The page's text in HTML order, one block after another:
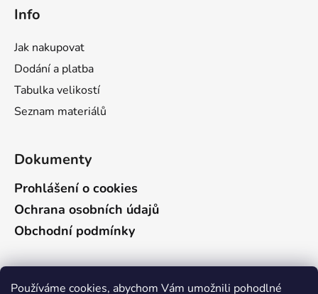
Používáme cookies, abychom Vám umožnili pohodlné
Info
Jak nakupovat
Dodání a platba
Tabulka velikostí
Seznam materiálů
Dokumenty
Prohlášení o cookies
Ochrana osobních údajů
Obchodní podmínky
Vyhledávání